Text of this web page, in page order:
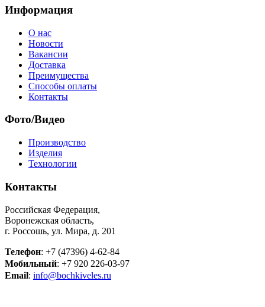
Информация
О нас
Новости
Вакансии
Доставка
Преимущества
Способы оплаты
Контакты
Фото/Видео
Производство
Изделия
Технологии
Контакты
Российская Федерация,
Воронежская область,
г. Россошь, ул. Мира, д. 201
Телефон: +7 (47396) 4-62-84
Мобильный: +7 920 226-03-97
Email: info@bochkiveles.ru